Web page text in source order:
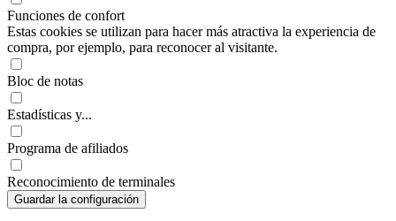
Funciones de confort
Estas cookies se utilizan para hacer más atractiva la experiencia de
compra, por ejemplo, para reconocer al visitante.
Bloc de notas
Estadísticas y...
Programa de afiliados
Reconocimiento de terminales